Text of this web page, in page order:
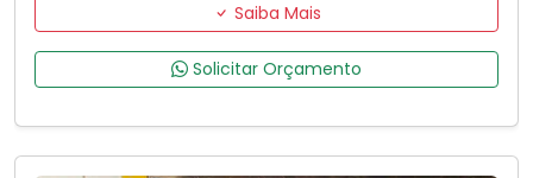
Saiba Mais
Solicitar Orçamento